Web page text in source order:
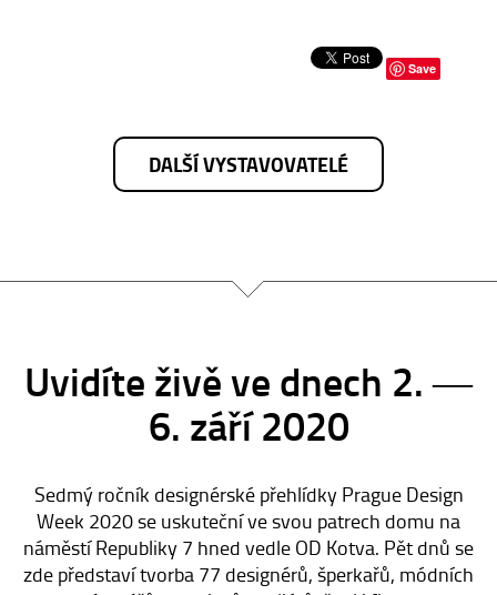
Save
DALŠÍ VYSTAVOVATELÉ
Uvidíte živě ve dnech 2. ―
6. září 2020
Sedmý ročník designérské přehlídky Prague Design
Week 2020 se uskuteční ve svou patrech domu na
náměstí Republiky 7 hned vedle OD Kotva. Pět dnů se
zde představí tvorba 77 designérů, šperkařů, módních